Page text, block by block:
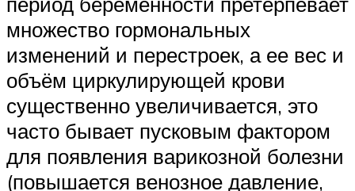
множество гормональных
изменений и перестроек, а ее вес и
объём циркулирующей крови
существенно увеличивается, это
часто бывает пусковым фактором
для появления варикозной болезни
(повышается венозное давление,